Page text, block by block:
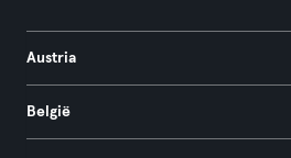
Austria
België